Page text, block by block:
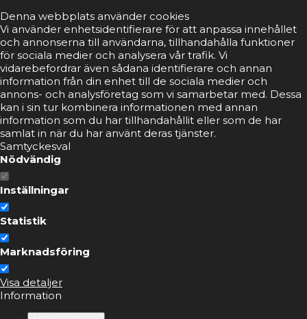
Denna webbplats använder cookies
Vi använder enhetsidentifierare för att anpassa innehållet
och annonserna till användarna, tillhandahålla funktioner
för sociala medier och analysera vår trafik. Vi
vidarebefordrar även sådana identifierare och annan
information från din enhet till de sociala medier och
annons- och analysföretag som vi samarbetar med. Dessa
kan i sin tur kombinera informationen med annan
information som du har tillhandahållit eller som de har
samlat in när du har använt deras tjänster.
Samtyckesval
Nödvändig
Inställningar
Statistik
Marknadsföring
Visa detaljer
Information